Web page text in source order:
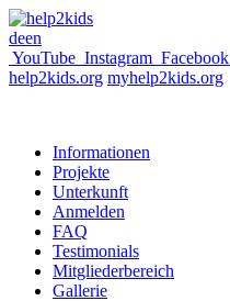
deen
YouTube Instagram Facebook
help2kids.org myhelp2kids.org
Informationen
Projekte
Unterkunft
Anmelden
FAQ
Testimonials
Mitgliederbereich
Gallerie